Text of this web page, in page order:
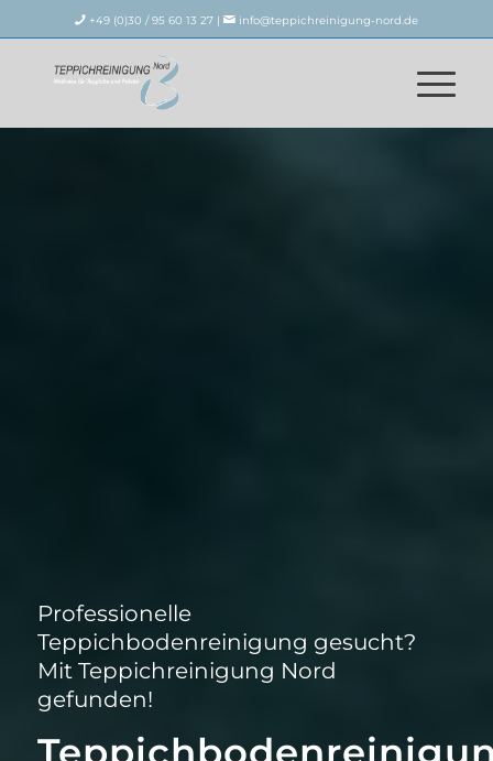
+49 (0)30 / 95 60 13 27 | info@teppichreinigung-nord.de
Professionelle
Teppichbodenreinigung gesucht?
Mit Teppichreinigung Nord
gefunden!